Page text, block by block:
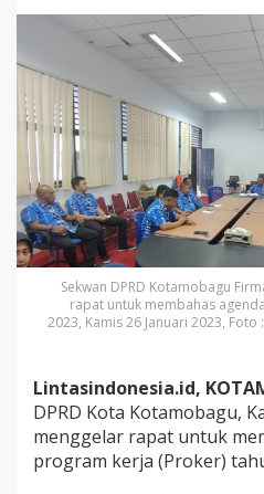
y
a
h
M
o
k
o
o
m
p
i
i
m
i
n
Sekwan DPRD Kotamobagu
rapat untuk membahas
2023, Kamis 26 Januari 2023,
Lintasindonesia.id,
DPRD Kota Kotamobagu,
menggelar rapat untuk
program kerja (Proker)